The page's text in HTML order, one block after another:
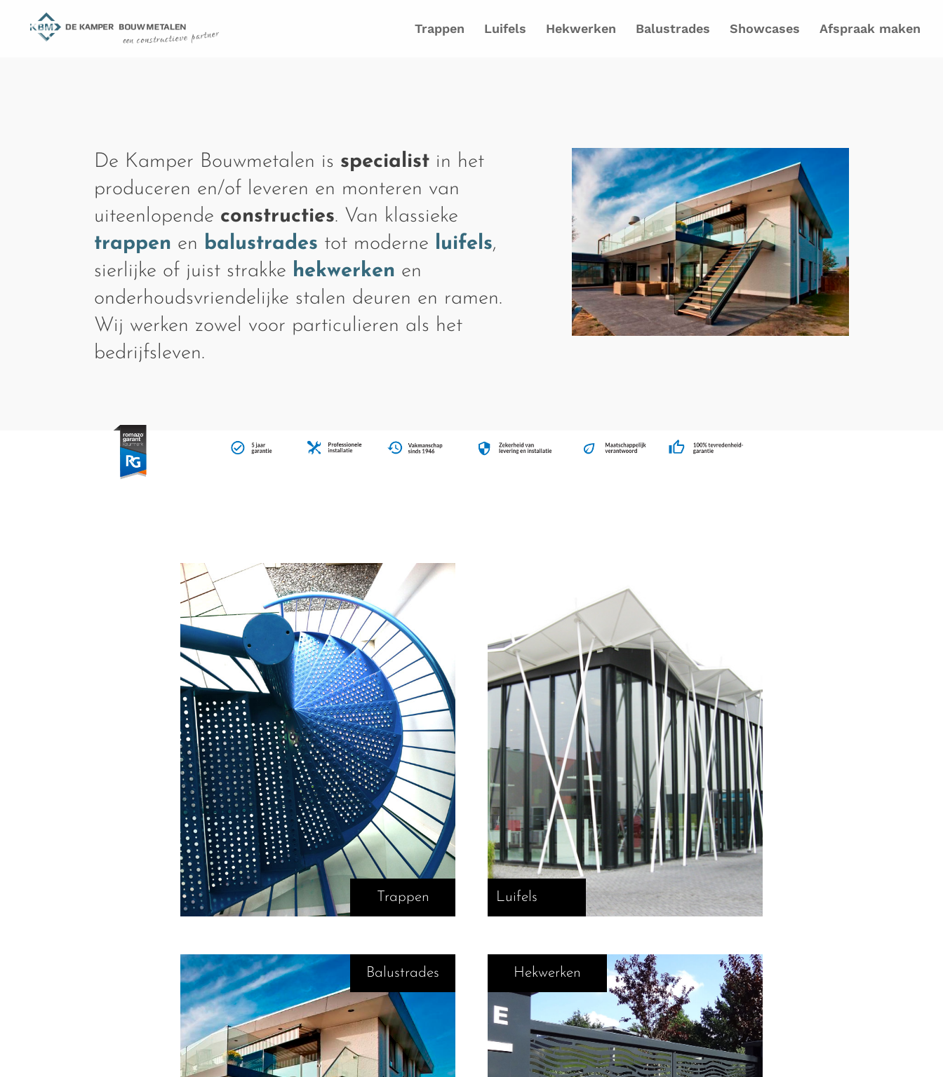
Trappen Luifels Hekwerken Balustrades Showcases Afspraak maken
De Kamper Bouwmetalen is specialist in het
produceren en/of leveren en monteren van
uiteenlopende constructies. Van klassieke
trappen en balustrades tot moderne luifels,
sierlijke of juist strakke hekwerken en
onderhoudsvriendelijke stalen deuren en ramen.
Wij werken zowel voor particulieren als het
bedrijfsleven.
Trappen Luifels
Balustrades Hekwerken